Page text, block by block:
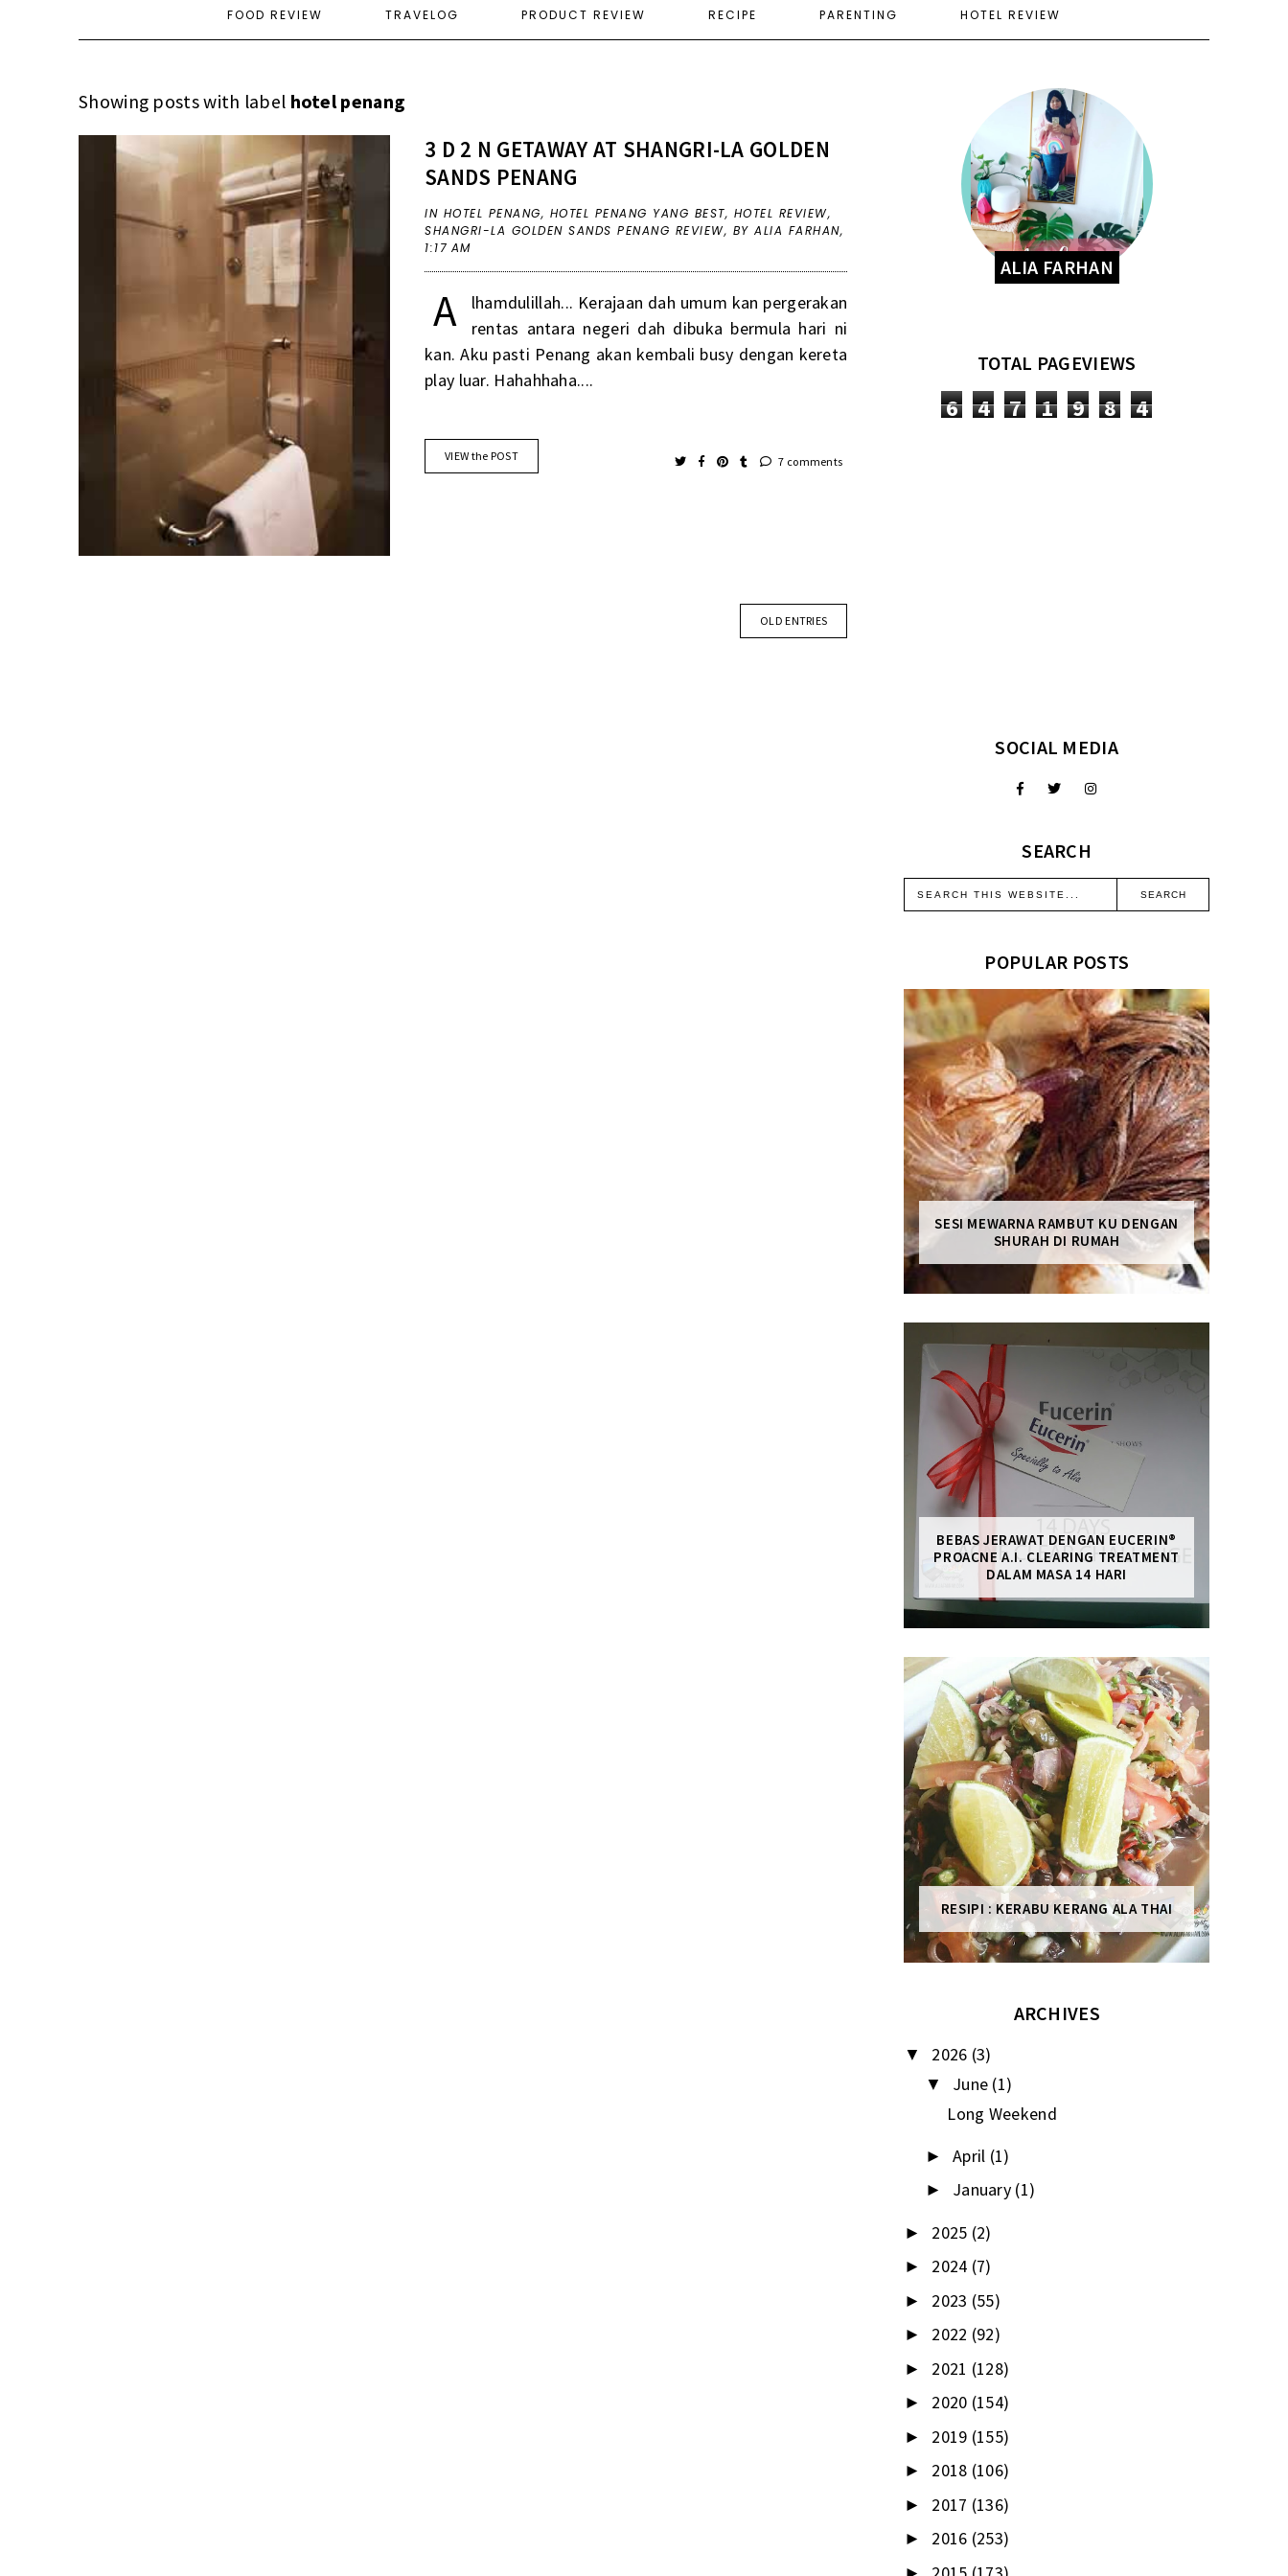
FOOD REVIEW TRAVELOG PRODUCT REVIEW RECIPE PARENTING HOTEL REVIEW
Showing posts with label hotel penang
3 D 2 N GETAWAY AT SHANGRI-LA GOLDEN
SANDS PENANG
IN HOTEL PENANG, HOTEL PENANG YANG BEST, HOTEL REVIEW,
SHANGRI-LA GOLDEN SANDS PENANG REVIEW, BY ALIA FARHAN,
1:17 AM
A
lhamdulillah... Kerajaan dah umum kan pergerakan
rentas antara negeri dah dibuka bermula hari ni
kan. Aku pasti Penang akan kembali busy dengan kereta
play luar. Hahahhaha....
VIEW the POST 7 comments
OLD ENTRIES
ALIA FARHAN
TOTAL PAGEVIEWS
6 4 7 1 9 8 4
SOCIAL MEDIA
SEARCH
POPULAR POSTS
SESI MEWARNA RAMBUT KU DENGAN
SHURAH DI RUMAH
BEBAS JERAWAT DENGAN EUCERIN®
PROACNE A.I. CLEARING TREATMENT
DALAM MASA 14 HARI
RESIPI : KERABU KERANG ALA THAI
ARCHIVES
▼ 2026 (3)
▼ June (1)
Long Weekend
► April (1)
► January (1)
► 2025 (2)
► 2024 (7)
► 2023 (55)
► 2022 (92)
► 2021 (128)
► 2020 (154)
► 2019 (155)
► 2018 (106)
► 2017 (136)
► 2016 (253)